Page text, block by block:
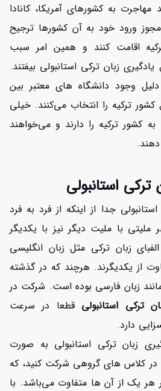
مهاجرت به کشورهای آمریکا، کانادا
ورود خود به آن کشورها ترجیح
اقامت کنند و همین امر سبب
زبان ترکی استانبولی بیفتند.
وجود دانشگاه های معتبر بین
کشور ترکیه را انتخاب می‌کنند. خیلی
کشور ترکیه را دارند و می‌خواهند
استانبولی
جدا از اینکه از فرد به فرد
با ملیت دیگر نیز با یکدیگر
زبان ترکی مثل زبان انگلیسی
از یکدیگرند. هرچند که در گذشته
زبان فارسی بوده است. شرکت در
استانبولی قطعا در سرعت
دارد.
زبان ترکی استانبولی به صورت
در کلاس های گروهی شرکت کنید، که
هر یک از آن ها متفاوت می‌باشد. با
افزایش اعتبار